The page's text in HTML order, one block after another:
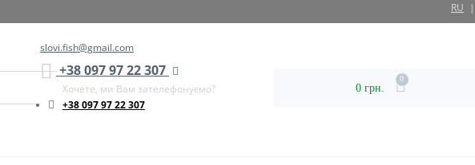
RU |
slovi.fish@gmail.com
+38 097 97 22 307
Хочете, ми Вам зателефонуємо?
+38 097 97 22 307
0 грн.
0